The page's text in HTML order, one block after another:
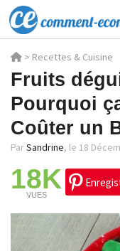
> Recettes & Cuisine
Fruits
Pourquoi
Coûter un
ParSandrine, le 18
18K
VUES